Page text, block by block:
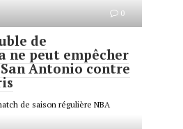
0
de
ne peut empêcher
Antonio contre
de saison régulière NBA